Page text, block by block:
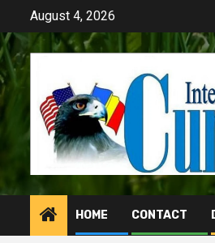
content
August 4, 2026
HOME CONTACT